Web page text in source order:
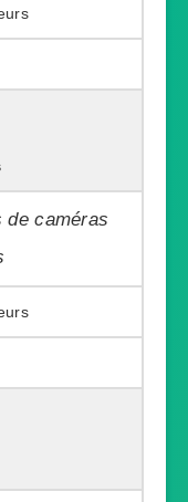
de caméras